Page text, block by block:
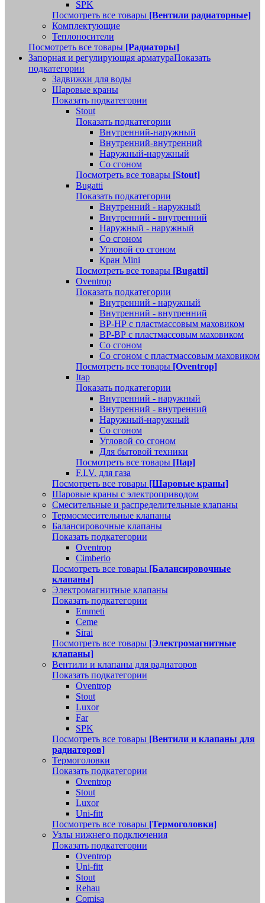
SPK
Посмотреть все товары [Вентили радиаторные]
Комплектующие
Теплоносители
Посмотреть все товары [Радиаторы]
Запорная и регулирующая арматураПоказать
подкатегории
Задвижки для воды
Шаровые краны
Показать подкатегории
Stout
Показать подкатегории
Внутренний-наружный
Внутренний-внутренний
Наружный-наружный
Со сгоном
Посмотреть все товары [Stout]
Bugatti
Показать подкатегории
Внутренний - наружный
Внутренний - внутренний
Наружный - наружный
Со сгоном
Угловой со сгоном
Кран Mini
Посмотреть все товары [Bugatti]
Oventrop
Показать подкатегории
Внутренний - наружный
Внутренний - внутренний
ВР-НР с пластмассовым маховиком
ВР-ВР с пластмассовым маховиком
Со сгоном
Со сгоном с пластмассовым маховиком
Посмотреть все товары [Oventrop]
Itap
Показать подкатегории
Внутренний - наружный
Внутренний - внутренний
Наружный-наружный
Со сгоном
Угловой со сгоном
Для бытовой техники
Посмотреть все товары [Itap]
F.I.V. для газа
Посмотреть все товары [Шаровые краны]
Шаровые краны с электроприводом
Смесительные и распределительные клапаны
Термосмесительные клапаны
Балансировочные клапаны
Показать подкатегории
Oventrop
Cimberio
Посмотреть все товары [Балансировочные
клапаны]
Электромагнитные клапаны
Показать подкатегории
Emmeti
Ceme
Sirai
Посмотреть все товары [Электромагнитные
клапаны]
Вентили и клапаны для радиаторов
Показать подкатегории
Oventrop
Stout
Luxor
Far
SPK
Посмотреть все товары [Вентили и клапаны для
радиаторов]
Термоголовки
Показать подкатегории
Oventrop
Stout
Luxor
Uni-fitt
Посмотреть все товары [Термоголовки]
Узлы нижнего подключения
Показать подкатегории
Oventrop
Uni-fitt
Stout
Rehau
Comisa